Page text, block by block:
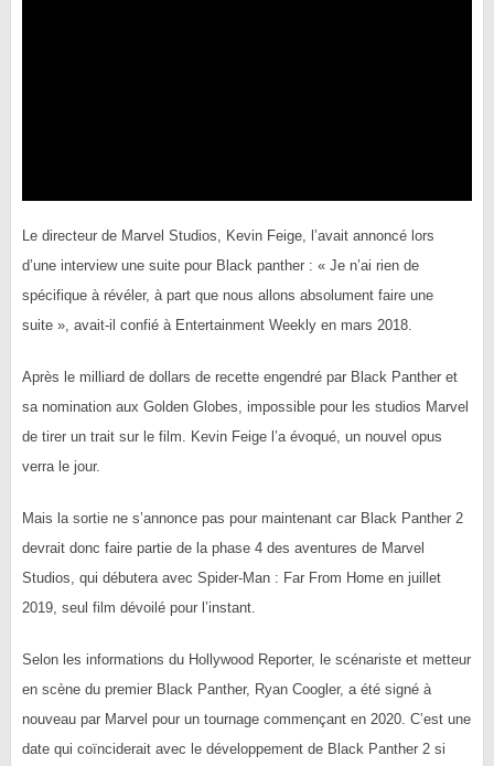
Le directeur de Marvel Studios, Kevin Feige, l’avait annoncé lors
d’une interview une suite pour Black panther : « Je n’ai rien de
spécifique à révéler, à part que nous allons absolument faire une
suite », avait-il confié à Entertainment Weekly en mars 2018.
Après le milliard de dollars de recette engendré par Black Panther et
sa nomination aux Golden Globes, impossible pour les studios Marvel
de tirer un trait sur le film. Kevin Feige l’a évoqué, un nouvel opus
verra le jour.
Mais la sortie ne s’annonce pas pour maintenant car Black Panther 2
devrait donc faire partie de la phase 4 des aventures de Marvel
Studios, qui débutera avec Spider-Man : Far From Home en juillet
2019, seul film dévoilé pour l’instant.
Selon les informations du Hollywood Reporter, le scénariste et metteur
en scène du premier Black Panther, Ryan Coogler, a été signé à
nouveau par Marvel pour un tournage commençant en 2020. C’est une
date qui coïnciderait avec le développement de Black Panther 2 si